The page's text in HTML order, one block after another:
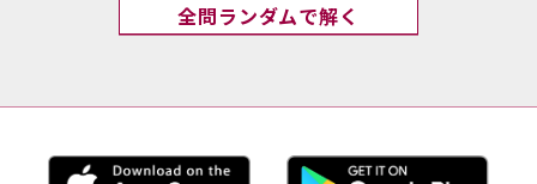
全問ランダムで解く